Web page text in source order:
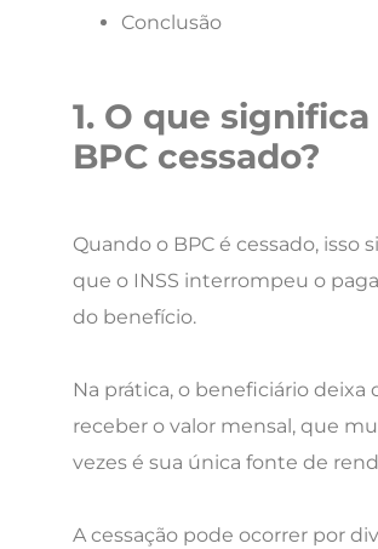
Conclusão
1. O que
BPC cessado?
Quando o BPC é cessado, isso
que o INSS interrompeu o
do benefício.
Na prática, o beneficiário deixa
receber o valor mensal, que
vezes é sua única fonte de
A cessação pode ocorrer por